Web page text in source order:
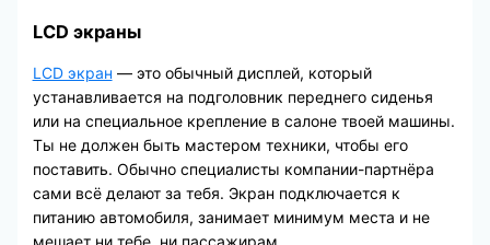
LCD экраны
LCD экран — это обычный дисплей, который
устанавливается на подголовник переднего сиденья
или на специальное крепление в салоне твоей машины.
Ты не должен быть мастером техники, чтобы его
поставить. Обычно специалисты компании-партнёра
сами всё делают за тебя. Экран подключается к
питанию автомобиля, занимает минимум места и не